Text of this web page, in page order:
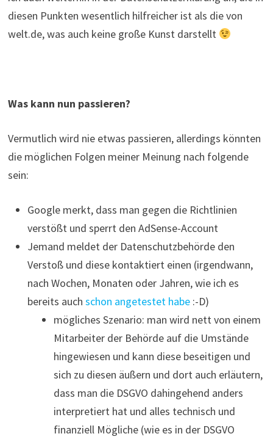
diesen Punkten wesentlich hilfreicher ist als die von
welt.de, was auch keine große Kunst darstellt
Was kann nun passieren?
Vermutlich wird nie etwas passieren, allerdings könnten
die möglichen Folgen meiner Meinung nach folgende
sein:
Google merkt, dass man gegen die Richtlinien
verstößt und sperrt den AdSense-Account
Jemand meldet der Datenschutzbehörde den
Verstoß und diese kontaktiert einen (irgendwann,
nach Wochen, Monaten oder Jahren, wie ich es
bereits auch schon angetestet habe:-D)
mögliches Szenario: man wird nett von einem
Mitarbeiter der Behörde auf die Umstände
hingewiesen und kann diese beseitigen und
sich zu diesen äußern und dort auch erläutern,
dass man die DSGVO dahingehend anders
interpretiert hat und alles technisch und
finanziell Mögliche (wie es in der DSGVO